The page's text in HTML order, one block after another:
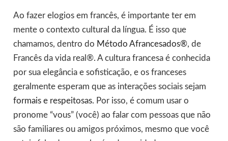
Ao fazer elogios em francês, é importante ter em
mente o contexto cultural da língua. É isso que
chamamos, dentro do Método Afrancesados®, de
Francês da vida real®. A cultura francesa é conhecida
por sua elegância e sofisticação, e os franceses
geralmente esperam que as interações sociais sejam
formais e respeitosas. Por isso, é comum usar o
pronome “vous” (você) ao falar com pessoas que não
são familiares ou amigos próximos, mesmo que você